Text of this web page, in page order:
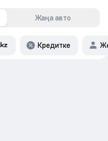
Жаңа авто
Кредитке